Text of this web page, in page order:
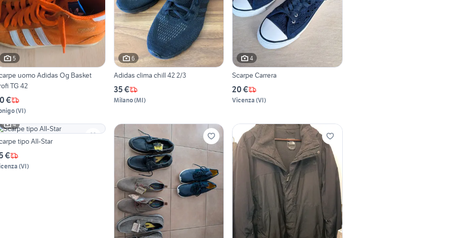
5
uomo Adidas Og Basket
TG 42
€
(VI)
6
Adidas clima chill 42 2/3
35 €
Milano(MI)
4
Scarpe Carrera
20 €
Vicenza (VI)
4
tipo All-Star
€
(VI)